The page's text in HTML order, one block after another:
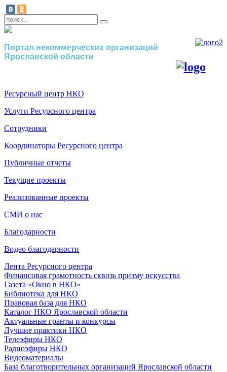
Портал некоммерческих организаций
Ярославской области
Ресурсный центр НКО
Услуги Ресурсного центра
Сотрудники
Координаторы Ресурсного центра
Публичные отчеты
Текущие проекты
Реализованные проекты
СМИ о нас
Благодарности
Видео благодарности
Лента Ресурсного центра
Финансовая грамотность сквозь призму искусства
Газета «Окно в НКО»
Библиотека для НКО
Правовая база для НКО
Каталог НКО Ярославской области
Актуальные гранты и конкурсы
Лучшие практики НКО
Телеэфиры НКО
Радиоэфиры НКО
Видеоматериалы
База благотворительных организаций Ярославской области